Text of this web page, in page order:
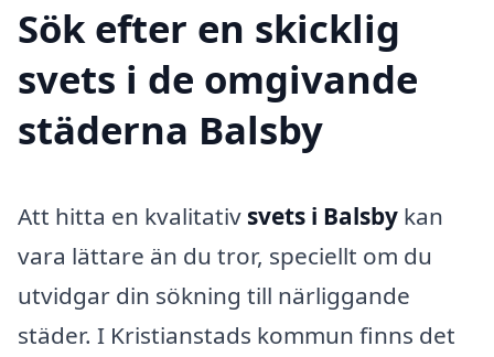
Sök efter en skicklig
svets i de omgivande
städerna Balsby
Att hitta en kvalitativ svets i Balsby kan
vara lättare än du tror, speciellt om du
utvidgar din sökning till närliggande
städer. I Kristianstads kommun finns det